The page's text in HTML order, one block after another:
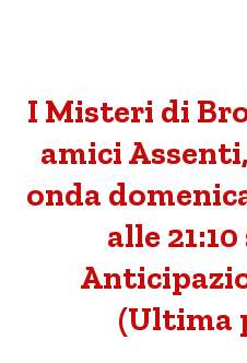
I Misteri di
amici
onda
alle
(Ultima